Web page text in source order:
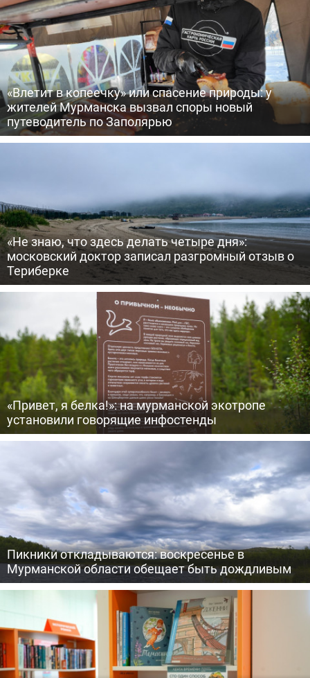
«Влетит в копеечку» или спасение природы: у
жителей Мурманска вызвал споры новый
путеводитель по Заполярью
«Не знаю, что здесь делать четыре дня»:
московский доктор записал разгромный отзыв о
Териберке
«Привет, я белка!»: на мурманской экотропе
установили говорящие инфостенды
Пикники откладываются: воскресенье в
Мурманской области обещает быть дождливым